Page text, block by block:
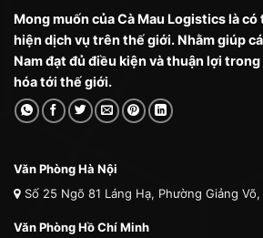
Mong muốn của Cà Mau Logistics là
hiện dịch vụ trên thế giới. Nhằm giúp
Nam đạt đủ điều kiện và thuận lợi
hóa tới thế giới.
Văn Phòng Hà Nội
Số 25 Ngõ 81 Láng Hạ, Phường Giảng
Văn Phòng Hồ Chí Minh